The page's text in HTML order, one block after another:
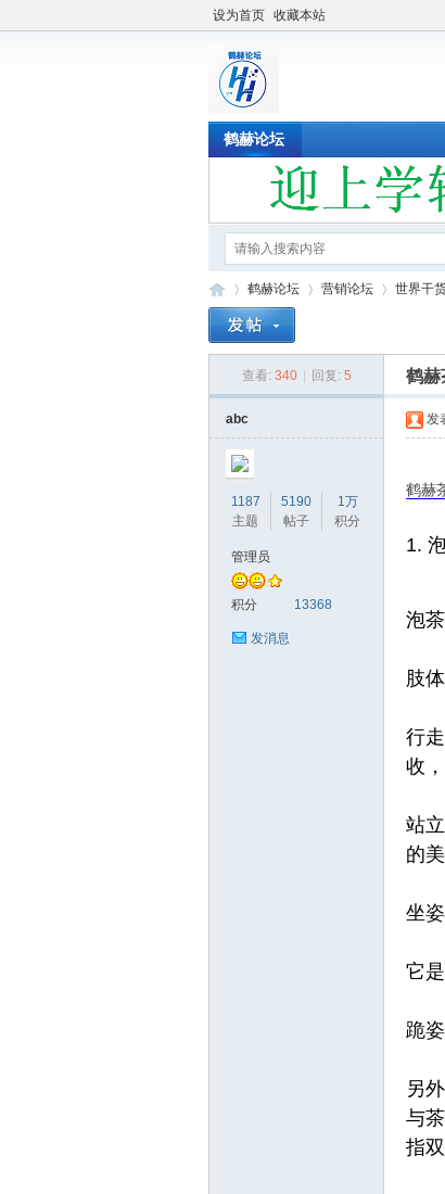
设为首页 收藏本站
鹤赫论坛
鹤赫论坛 营销论坛 世界干
查看: 340 回复: 5 鹤赫
abc
1187
主题
5190
帖子
1万
积分
管理员
积分 13368
发消息
发
鹤赫
1.
泡
肢
行
收
站
的
坐
它
跪
另
与
指